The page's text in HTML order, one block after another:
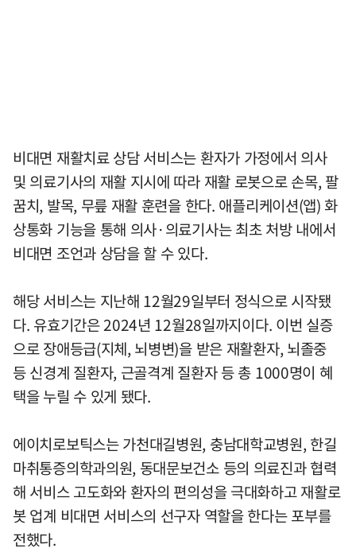
비대면 재활치료 상담 서비스는 환자가 가정에서 의사
및 의료기사의 재활 지시에 따라 재활 로봇으로 손목, 팔
꿈치, 발목, 무릎 재활 훈련을 한다. 애플리케이션(앱) 화
상통화 기능을 통해 의사·의료기사는 최초 처방 내에서
비대면 조언과 상담을 할 수 있다.
해당 서비스는 지난해 12월29일부터 정식으로 시작됐
다. 유효기간은 2024년 12월28일까지이다. 이번 실증
으로 장애등급(지체, 뇌병변)을 받은 재활환자, 뇌졸중
등 신경계 질환자, 근골격계 질환자 등 총 1000명이 혜
택을 누릴 수 있게 됐다.
에이치로보틱스는 가천대길병원, 충남대학교병원, 한길
마취통증의학과의원, 동대문보건소 등의 의료진과 협력
해 서비스 고도화와 환자의 편의성을 극대화하고 재활로
봇 업계 비대면 서비스의 선구자 역할을 한다는 포부를
전했다.